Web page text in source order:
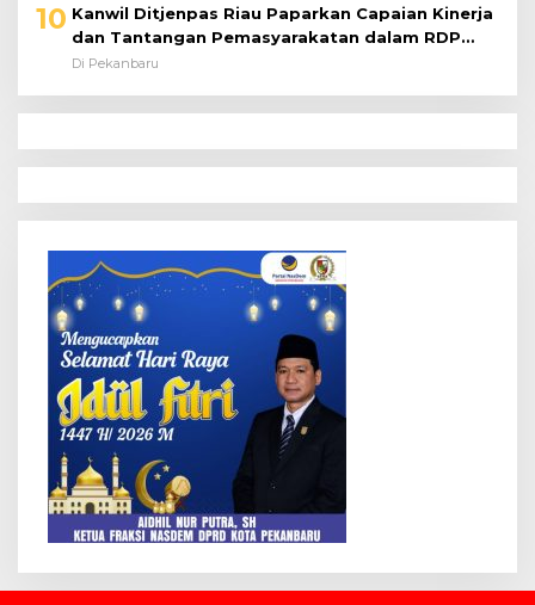
10 Kanwil Ditjenpas Riau Paparkan Capaian Kinerja
dan Tantangan Pemasyarakatan dalam RDP
Bersama Komisi XIII DPR RI
Di Pekanbaru